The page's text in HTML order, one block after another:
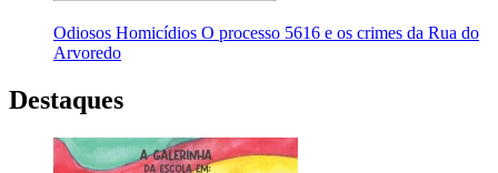
Odiosos Homicídios O processo 5616 e os crimes da Rua do
Arvoredo
Destaques